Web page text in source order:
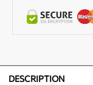
DESCRIPTION